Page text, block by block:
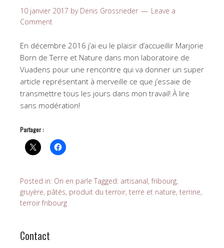
10 janvier 2017 by Denis Grossrieder
Leave a
Comment
En décembre 2016 j’ai eu le plaisir d’accueillir Marjorie
Born de Terre et Nature dans mon laboratoire de
Vuadens pour une rencontre qui va donner un super
article représentant à merveille ce que j’essaie de
transmettre tous les jours dans mon travail! À lire
sans modération!
Partager :
Posted in: On en parle Tagged: artisanal,fribourg,
gruyère, pâtés, produit du terroir, terre et nature, terrine,
terroir fribourg
Contact